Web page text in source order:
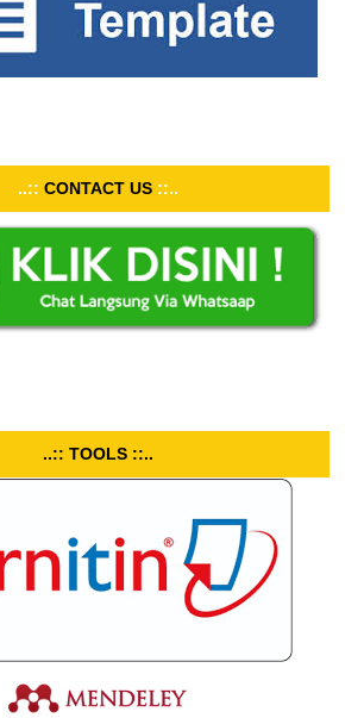
..:: CONTACT US ::..
..:: TOOLS ::..